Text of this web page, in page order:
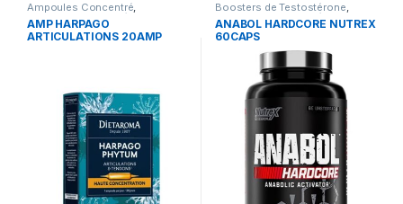
Ampoules Concentré,
Articulation,Compléments
Alimentaires
AMP HARPAGO
ARTICULATIONS 20AMP
Boosters de Testostérone,
Boosters de Testostérone,
Compléments Alimentaires
Nutrition sportive
ANABOL HARDCORE NUTREX
60CAPS